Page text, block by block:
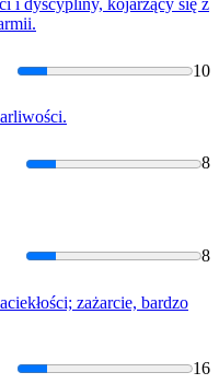
i dyscypliny, kojarzący się z
10
8
8
zażarcie, bardzo
16